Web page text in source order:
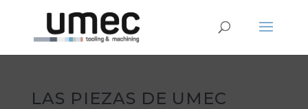
LAS PIEZAS DE UMEC